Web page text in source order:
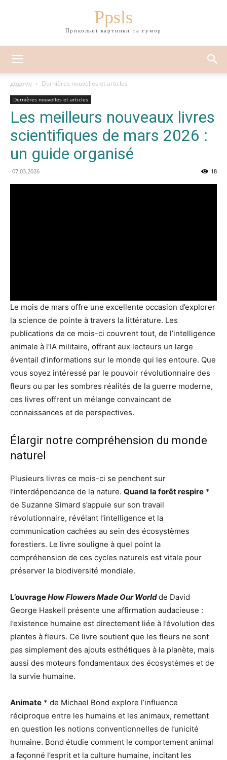
Ppsls
Прикольні картинки та гумор
додому Dernières nouvelles et articles
Dernières nouvelles et articles
Les meilleurs nouveaux livres
scientifiques de mars 2026 :
un guide organisé
07.03.2026 18
Le mois de mars offre une excellente occasion d’explorer
la science de pointe à travers la littérature. Les
publications de ce mois-ci couvrent tout, de l’intelligence
animale à l’IA militaire, offrant aux lecteurs un large
éventail d’informations sur le monde qui les entoure. Que
vous soyez intéressé par le pouvoir révolutionnaire des
fleurs ou par les sombres réalités de la guerre moderne,
ces livres offrent un mélange convaincant de
connaissances et de perspectives.
Élargir notre compréhension du monde
naturel
Plusieurs livres ce mois-ci se penchent sur
l’interdépendance de la nature. Quand la forêt respire *
de Suzanne Simard s’appuie sur son travail
révolutionnaire, révélant l’intelligence et la
communication cachées au sein des écosystèmes
forestiers. Le livre souligne à quel point la
compréhension de ces cycles naturels est vitale pour
préserver la biodiversité mondiale.
L’ouvrageHow Flowers Made Our Worldde David
George Haskell présente une affirmation audacieuse :
l’existence humaine est directement liée à l’évolution des
plantes à fleurs. Ce livre soutient que les fleurs ne sont
pas simplement des ajouts esthétiques à la planète, mais
aussi des moteurs fondamentaux des écosystèmes et de
la survie humaine.
Animate * de Michael Bond explore l’influence
réciproque entre les humains et les animaux, remettant
en question les notions conventionnelles de l’unicité
humaine. Bond étudie comment le comportement animal
a façonné l’esprit et la culture humaine, incitant les